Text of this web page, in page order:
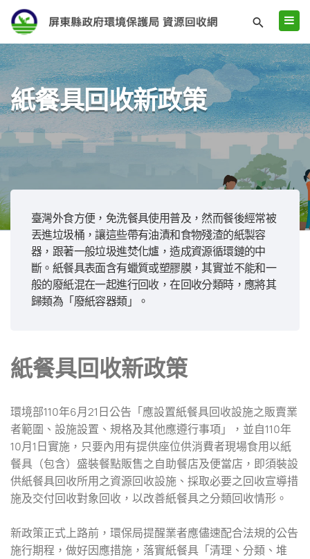
紙餐具回收新政策
臺灣外食方便，免洗餐具使用普及，然而餐後經常被
丟進垃圾桶，讓這些帶有油漬和食物殘渣的紙製容
器，跟著一般垃圾進焚化爐，造成資源循環鏈的中
斷。紙餐具表面含有蠟質或塑膠膜，其實並不能和一
般的廢紙混在一起進行回收，在回收分類時，應將其
歸類為「廢紙容器類」。
紙餐具回收新政策
環境部110年6月21日公告「應設置紙餐具回收設施之販賣業
者範圍、設施設置、規格及其他應遵行事項」，並自110年
10月1日實施，只要內用有提供座位供消費者現場食用以紙
餐具（包含）盛裝餐點販售之自助餐店及便當店，即須裝設
供紙餐具回收所用之資源回收設施、採取必要之回收宣導措
施及交付回收對象回收，以改善紙餐具之分類回收情形。
新政策正式上路前，環保局提醒業者應儘速配合法規的公告
施行期程，做好因應措施，落實紙餐具「清理、分類、堆